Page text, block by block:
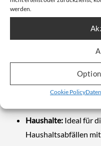
werden.
Cookie Policy
Entsorgung von
Krankenhäuser &
Kennzeichnung und
Veranstaltungen &
Haushalte:Ideal für
Haushaltsabfällen